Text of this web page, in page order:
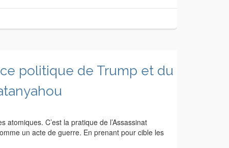
politique de Trump et du
atomiques. C’est la pratique de l’Assassinat
un acte de guerre. En prenant pour cible les